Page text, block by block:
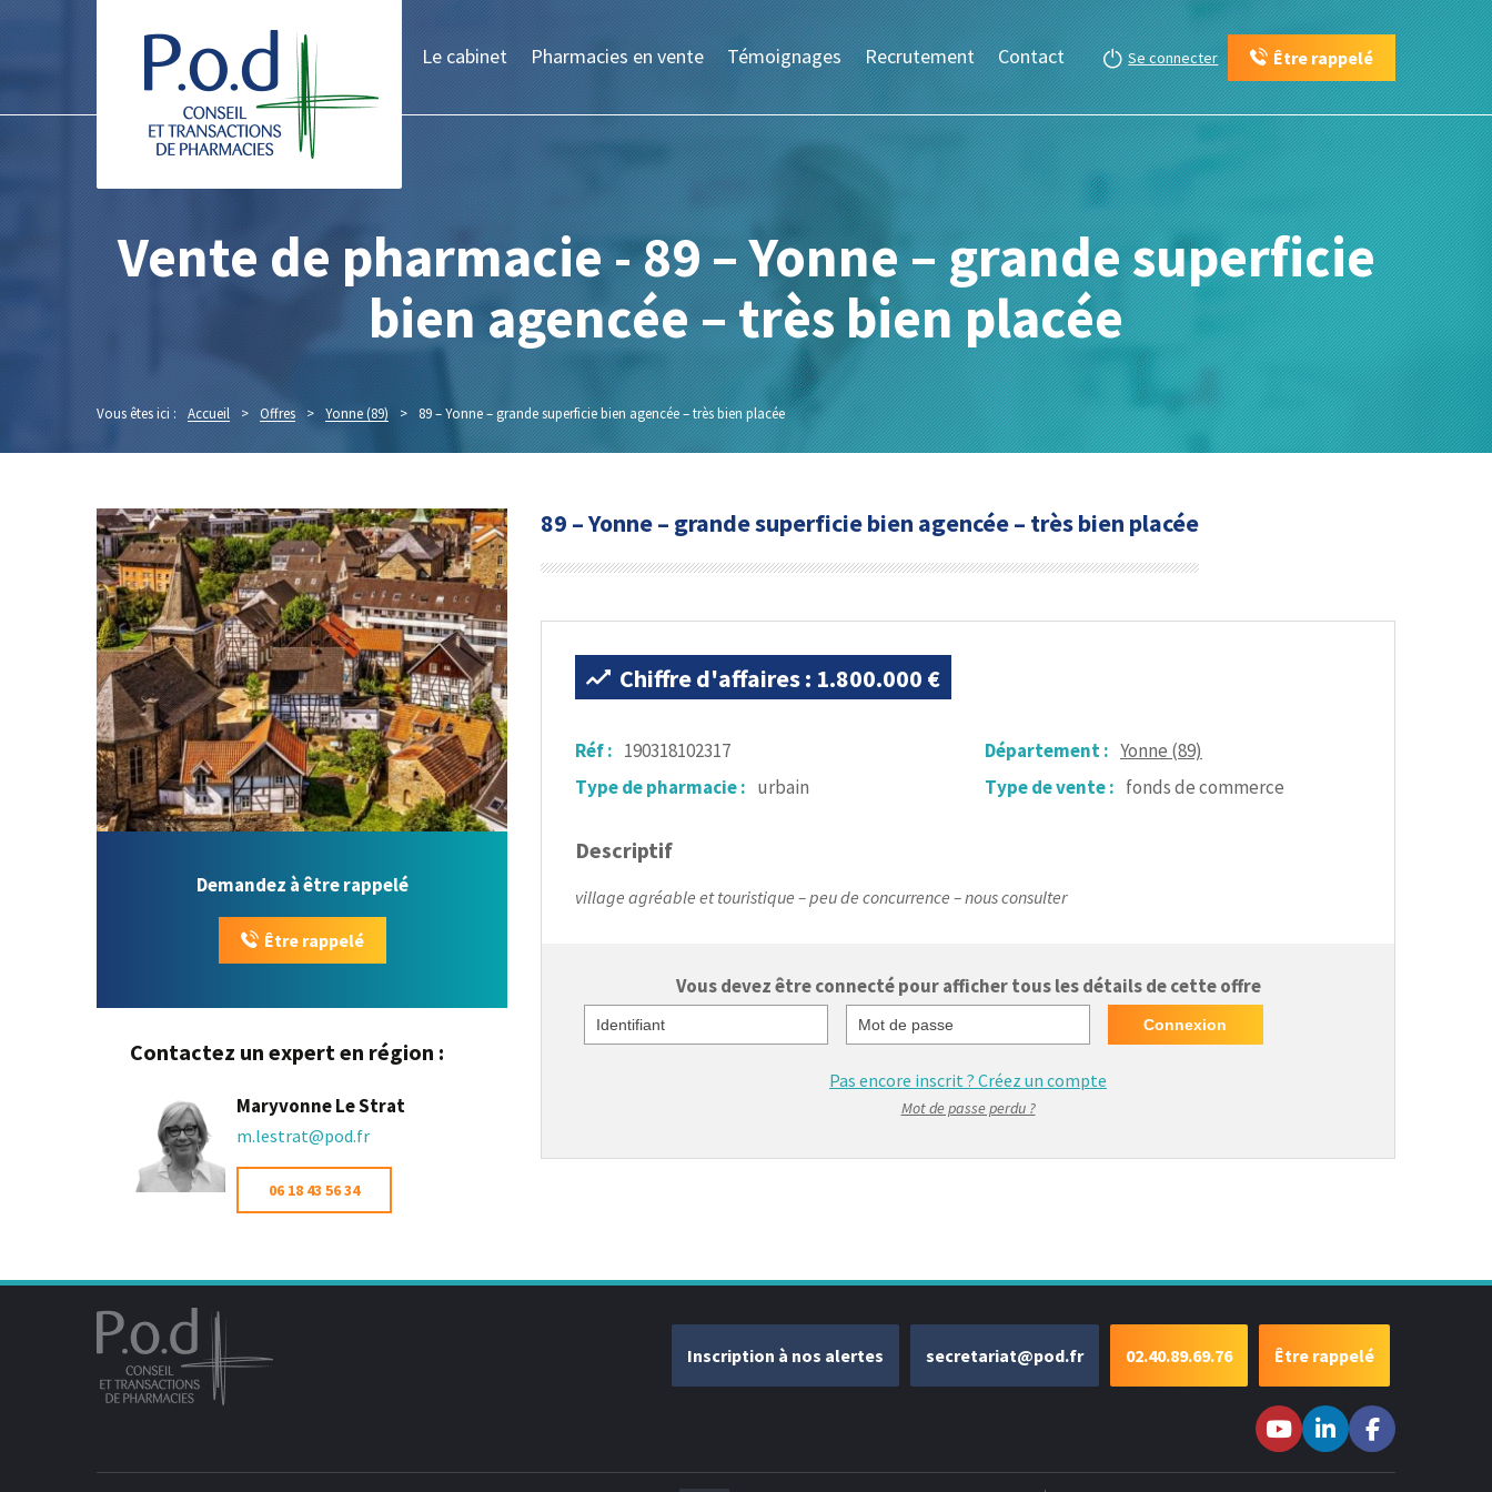
Le cabinet Pharmacies en vente Témoignages Recrutement Contact Se connecter Être rappelé
Vente de pharmacie - 89 – Yonne – grande superficie
bien agencée – très bien placée
Vous êtes ici : Accueil > Offres > Yonne (89) > 89 – Yonne – grande superficie bien agencée – très bien placée
Demandez à être rappelé
Être rappelé
Contactez un expert en région :
Maryvonne Le Strat
m.lestrat@pod.fr
06 18 43 56 34
89 – Yonne – grande superficie bien agencée – très bien placée
Chiffre d'affaires : 1.800.000 €
Réf : 190318102317 Département : Yonne (89)
Type de pharmacie : urbain Type de vente : fonds de commerce
Descriptif
village agréable et touristique – peu de concurrence – nous consulter
Vous devez être connecté pour afficher tous les détails de cette offre
Identifiant
Mot de passe
Pas encore inscrit ? Créez un compte
Mot de passe perdu ?
Être rappelé
02.40.89.69.76
secretariat@pod.fr
Inscription à nos alertes
Youtubesur LinkedIn
nous sur